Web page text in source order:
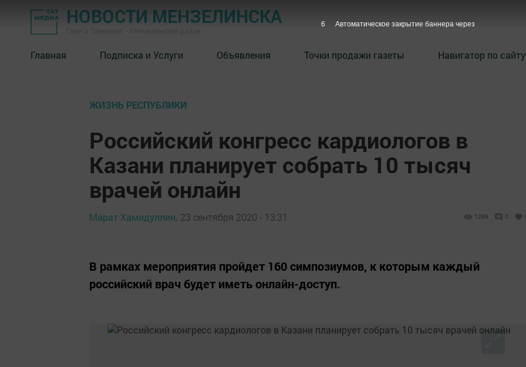
НОВОСТИ МЕНЗЕЛИНСКА
Главная Подписка и Услуги Объявления Точки продажи газеты Навигатор по сайту
ЖИЗНЬ РЕСПУБЛИКИ
Российский конгресс кардиологов в
Казани планирует собрать 10 тысяч
врачей онлайн
Марат Хамидуллин, 23 сентября 2020 - 13:31 1298 0
В рамках мероприятия пройдет 160 симпозиумов, к которым каждый
российский врач будет иметь онлайн-доступ.
5 Автоматическое закрытие баннера через